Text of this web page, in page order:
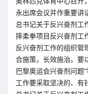
永出席会议并作重要讲
总书记关于反兴奋剂工
摔柔拳项目反兴奋剂工
反兴奋剂工作的组织管
合施策，长效施治。要
巴黎奥运会兴奋剂问题
工作要采取坚决的、有